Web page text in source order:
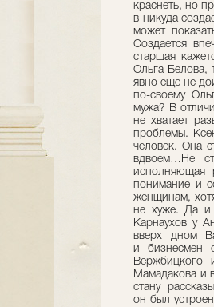
краснеть, но
в никуда
может
Создается
старшая
Ольга Белова,
явно еще не
по-своему
мужа? В
не хватает
проблемы.
человек. Она
вдвоем…Не
исполняющая
понимание и
женщинам,
не хуже. Да и
Карнаухов у
вверх дном
и бизнесмен
Вержбицкого
Мамадакова и
стану
он был